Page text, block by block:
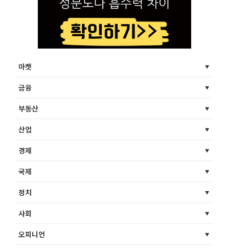
마켓
금융
부동산
산업
경제
국제
정치
사회
오피니언